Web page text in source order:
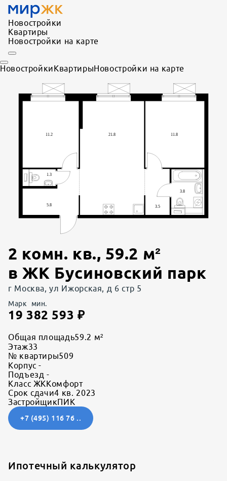
Новостройки
Квартиры
Новостройки на карте
НовостройкиКвартирыНовостройки на карте
2 комн. кв., 59.2 м²
вЖК Бусиновский парк
г Москва, ул Ижорская, д 6 стр 5
Марк мин.
19 382 593 ₽
Общая площадь59.2 м²
Этаж33
№ квартиры509
Корпус -
Подъезд -
Класс ЖККомфорт
Срок сдачи4 кв. 2023
ЗастройщикПИК
+7 (495) 116 76 ..
Ипотечный калькулятор